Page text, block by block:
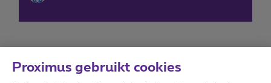
Proximus gebruikt cookies